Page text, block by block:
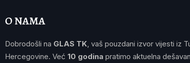
O NAMA
Dobrodošli na GLAS TK, vaš pouzdani izvor vijesti iz
Hercegovine. Već 10 godina pratimo aktuelna